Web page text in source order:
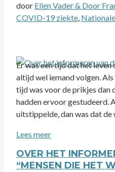
door Ellen Vader & Door
COVID-19 ziekte,
Er was een tijd dat het leven
altijd wel iemand volgen.
tijd was voor de prikjes dan
hadden ervoor gestudeerd.
uitstippelde, dan was dat de
Lees meer
OVER HET
“MENSEN DIE HET